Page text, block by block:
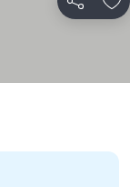
Kongsi